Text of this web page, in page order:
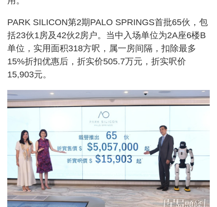
PARK SILICON第2期PALO SPRINGS首批65伙，包
括23伙1房及42伙2房户。当中入场单位为2A座6楼B
单位，实用面积318方呎，属一房间隔，扣除最多
15%折扣优惠后，折实价505.7万元，折实呎价
15,903元。